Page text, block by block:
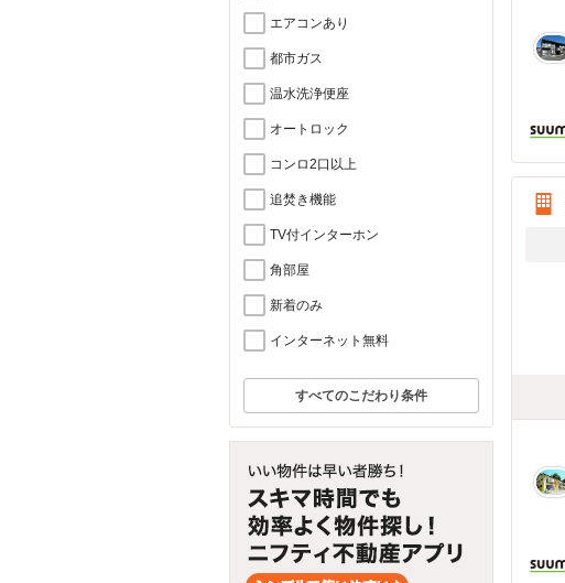
エアコンあり
都市ガス
温水洗浄便座
オートロック
コンロ2口以上
追焚き機能
TV付インターホン
角部屋
新着のみ
インターネット無料
すべてのこだわり条件